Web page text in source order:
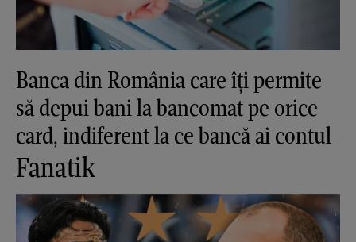
Banca din România care îți permite
să depui bani la bancomat pe orice
card, indiferent la ce bancă ai contul
Fanatik